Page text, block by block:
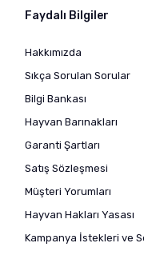
Faydalı Bilgiler
Hakkımızda
Sıkça Sorulan Sorular
Bilgi Bankası
Hayvan Barınakları
Garanti Şartları
Satış Sözleşmesi
Müşteri Yorumları
Hayvan Hakları Yasası
Kampanya İstekleri ve